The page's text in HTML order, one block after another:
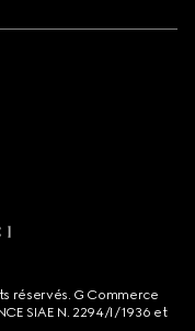
réservés. G Commerce
SIAE N. 2294/I/1936 et